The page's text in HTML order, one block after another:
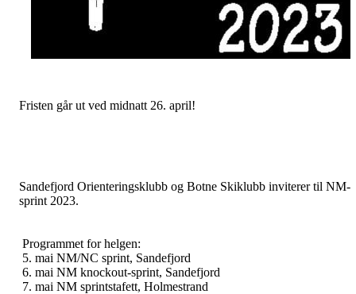
Fristen går ut ved midnatt 26. april!
Sandefjord Orienteringsklubb og Botne Skiklubb inviterer til NM-
sprint 2023.
Programmet for helgen:
5. mai NM/NC sprint, Sandefjord
6. mai NM knockout-sprint, Sandefjord
7. mai NM sprintstafett, Holmestrand